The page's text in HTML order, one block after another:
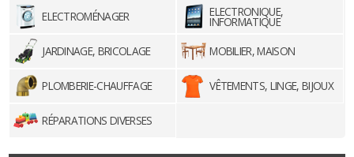
ELECTROMÉNAGER ELECTRONIQUE,
INFORMATIQUE
JARDINAGE, BRICOLAGE
MOBILIER, MAISON
PLOMBERIE-CHAUFFAGE VÊTEMENTS, LINGE, BIJOUX
RÉPARATIONS DIVERSES